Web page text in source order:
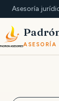
Asesoría
ASESORÍA